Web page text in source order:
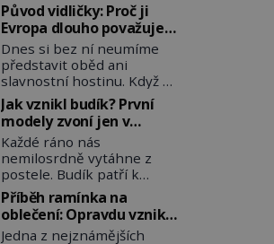
Původ vidličky: Proč ji
Evropa dlouho považuje
za nástroj samotného
satana?
Dnes si bez ní neumíme
představit oběd ani
slavnostní hostinu. Když se
však vidlička v raném
středověku objevuje na
evropských stolech,
vzbuzuje pohoršení,
posměch i strach. Mnozí
duchovní ji označují za
projev pýchy a zbytečného
přepychu, někteří dokonce
za nástroj ďábla. Trvá
Jak vznikl budík? První
modely zvoní jen v
jedinou nastavenou
hodinu
Každé ráno nás
nemilosrdně vytáhne z
postele. Budík patří k
nejběžnějším předmětům
domácnosti, jeho cesta k
dnešní podobě je ale
překvapivě dlouhá. První
Příběh ramínka na
oblečení: Opravdu vzniká
kvůli zapomenutému
Jedna z nejznámějších